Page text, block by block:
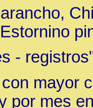
-
mayor
por mes